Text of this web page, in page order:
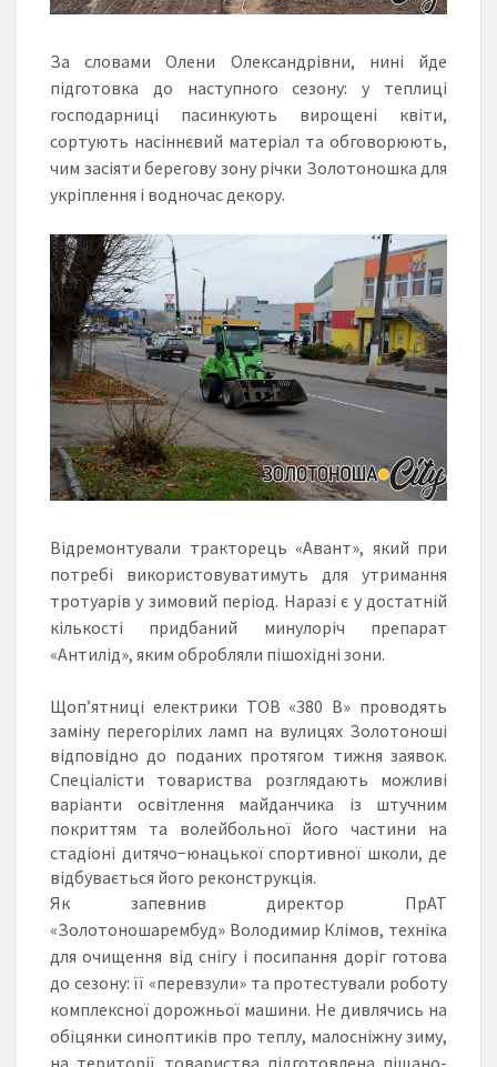
За словами Олени Олександрівни, нині йде
підготовка до наступного сезону: у теплиці
господарниці пасинкують вирощені квіти,
сортують насіннєвий матеріал та обговорюють,
чим засіяти берегову зону річки Золотоношка для
укріплення і водночас декору.
Відремонтували тракторець «Авант», який при
потребі використовуватимуть для утримання
тротуарів у зимовий період. Наразі є у достатній
кількості придбаний минулоріч препарат
«Антилід», яким обробляли пішохідні зони.
Щоп’ятниці електрики ТОВ «380 В» проводять
заміну перегорілих ламп на вулицях Золотоноші
відповідно до поданих протягом тижня заявок.
Спеціалісти товариства розглядають можливі
варіанти освітлення майданчика із штучним
покриттям та волейбольної його частини на
стадіоні дитячо−юнацької спортивної школи, де
відбувається його реконструкція.
Як запевнив директор ПрАТ
«Золотоношарембуд» Володимир Клімов, техніка
для очищення від снігу і посипання доріг готова
до сезону: її «перевзули» та протестували роботу
комплексної дорожньої машини. Не дивлячись на
обіцянки синоптиків про теплу, малосніжну зиму,
на території товариства підготовлена піщано-